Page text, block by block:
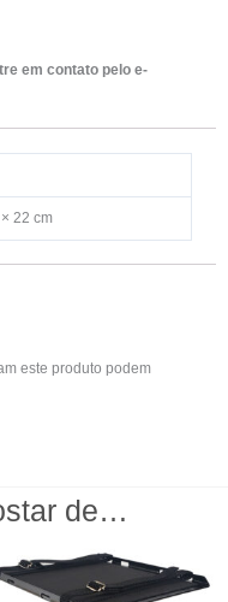
em contato pelo e-
22 cm
este produto podem
de…